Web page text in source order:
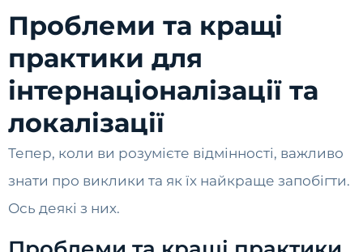
Проблеми та кращі
практики для
інтернаціоналізації та
локалізації
Тепер, коли ви розумієте відмінності, важливо
знати про виклики та як їх найкраще запобігти.
Ось деякі з них.